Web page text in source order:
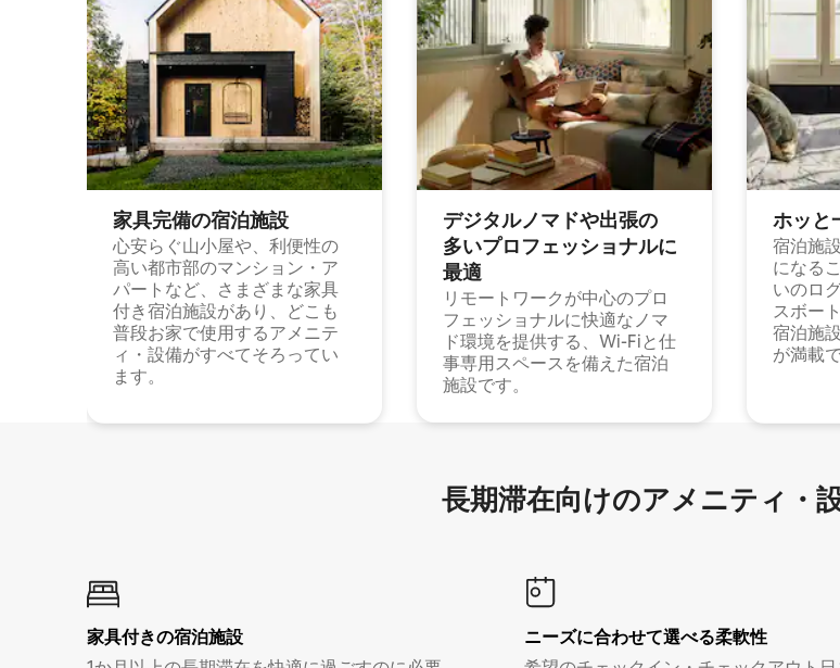
家具完備の宿⁠泊⁠施⁠設
心安らぐ山小屋や、利便性の
高い都市部のマンション・ア
パートなど、さまざまな家具
付き宿泊施設があり、どこも
普段お家で使用するアメニテ
ィ・設備がすべてそろってい
ます。
デジタルノマドや出⁠張⁠の
多⁠いプ⁠ロ⁠フ⁠ェ⁠ッ⁠シ⁠ョ⁠ナ⁠ル⁠に
最⁠適
リモートワークが中心のプロ
フェッショナルに快適なノマ
ド環境を提供する、Wi-Fiと仕
事専用スペースを備えた宿泊
施設です。
ホッと
宿泊施
になる
いのロ
スボー
宿泊施
が満載で
長期滞在向け⁠のア⁠メ⁠ニ⁠テ⁠ィ⁠・
家具付き⁠の宿⁠泊⁠施⁠設
ニーズに合わせて選べる柔軟性